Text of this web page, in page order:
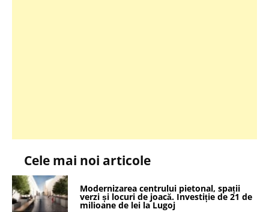
Cele mai noi articole
Modernizarea centrului pietonal, spații
verzi și locuri de joacă. Investiție de 21 de
milioane de lei la Lugoj